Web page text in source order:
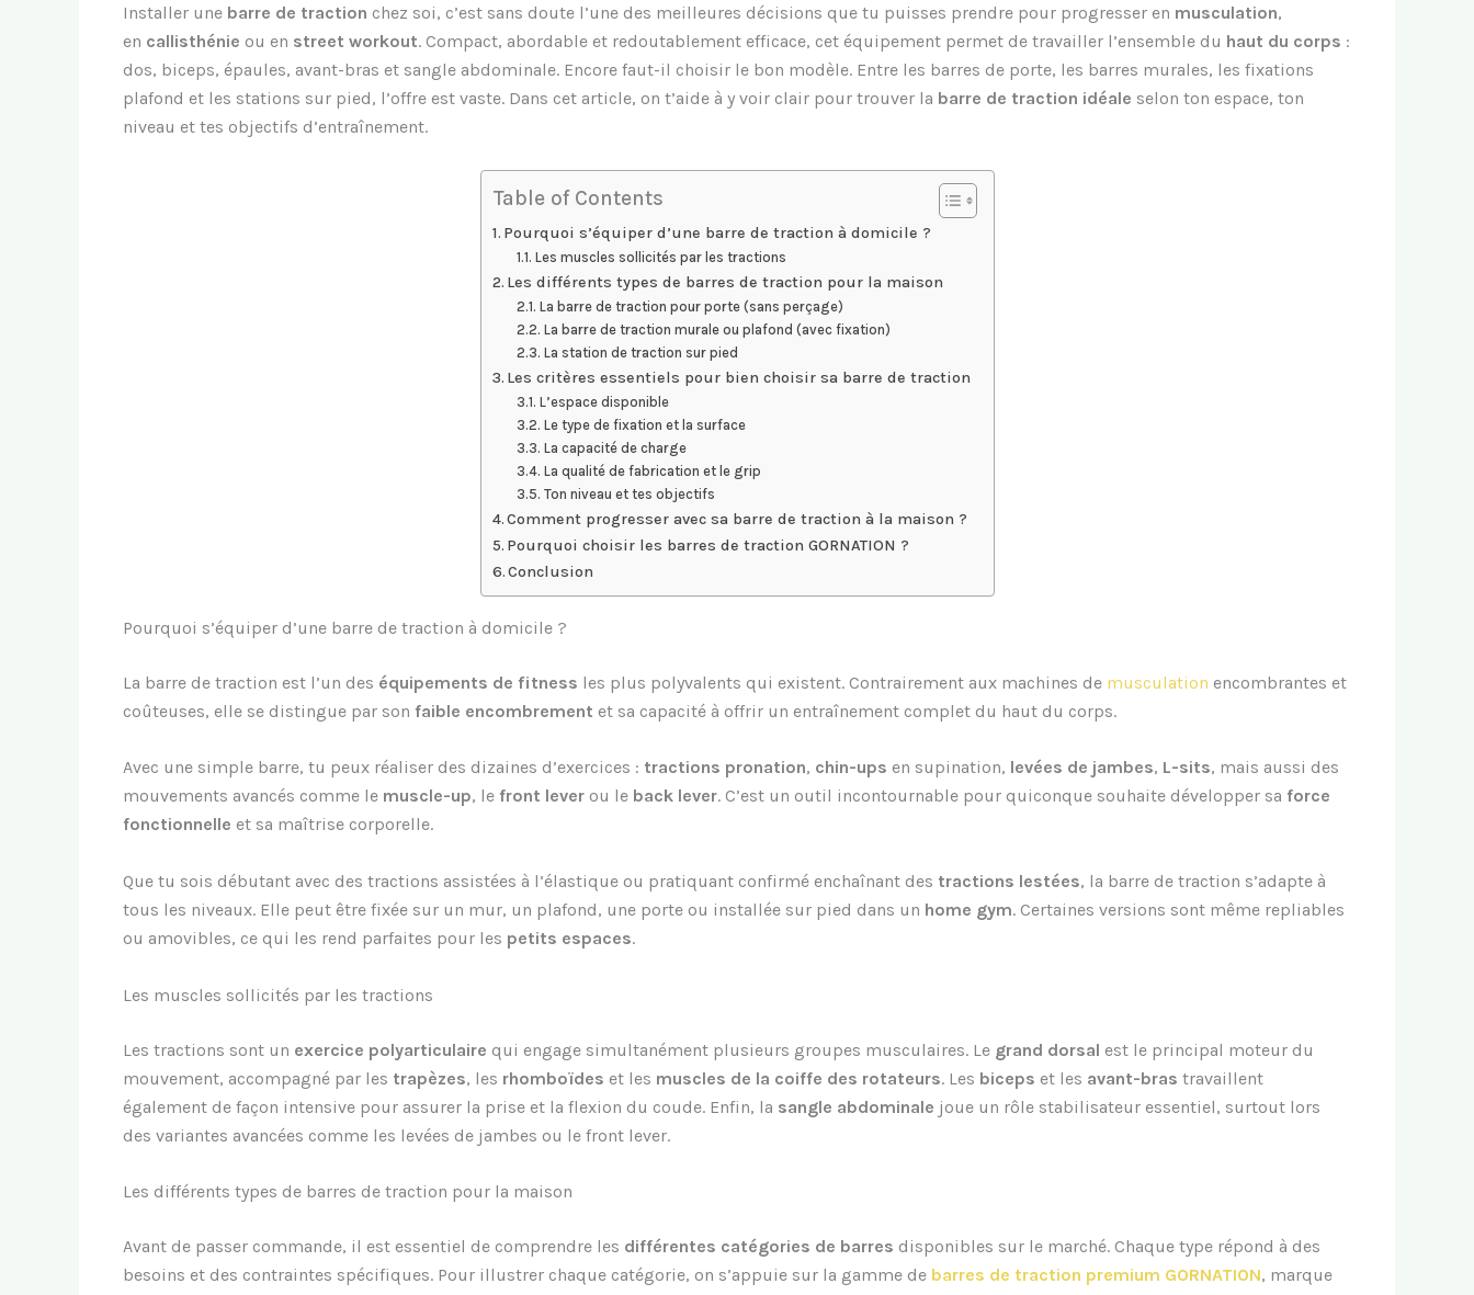
Installer une barre de traction chez soi, c’est sans doute l’une des meilleures décisions que tu puisses prendre pour progresser en musculation,
en callisthénie ou en street workout. Compact, abordable et redoutablement efficace, cet équipement permet de travailler l’ensemble du haut du corps :
dos, biceps, épaules, avant-bras et sangle abdominale. Encore faut-il choisir le bon modèle. Entre les barres de porte, les barres murales, les fixations
plafond et les stations sur pied, l’offre est vaste. Dans cet article, on t’aide à y voir clair pour trouver la barre de traction idéale selon ton espace, ton
niveau et tes objectifs d’entraînement.
Table of Contents
Pourquoi s’équiper d’une barre de traction à domicile ?
Les muscles sollicités par les tractions
Les différents types de barres de traction pour la maison
La barre de traction pour porte (sans perçage)
La barre de traction murale ou plafond (avec fixation)
La station de traction sur pied
Les critères essentiels pour bien choisir sa barre de traction
L’espace disponible
Le type de fixation et la surface
La capacité de charge
La qualité de fabrication et le grip
Ton niveau et tes objectifs
Comment progresser avec sa barre de traction à la maison ?
Pourquoi choisir les barres de traction GORNATION ?
Conclusion
Pourquoi s’équiper d’une barre de traction à domicile ?
La barre de traction est l’un des équipements de fitness les plus polyvalents qui existent. Contrairement aux machines de musculation encombrantes et
coûteuses, elle se distingue par son faible encombrement et sa capacité à offrir un entraînement complet du haut du corps.
Avec une simple barre, tu peux réaliser des dizaines d’exercices : tractions pronation, chin-ups en supination, levées de jambes, L-sits, mais aussi des
mouvements avancés comme le muscle-up, le front lever ou le back lever. C’est un outil incontournable pour quiconque souhaite développer sa force
fonctionnelle et sa maîtrise corporelle.
Que tu sois débutant avec des tractions assistées à l’élastique ou pratiquant confirmé enchaînant des tractions lestées, la barre de traction s’adapte à
tous les niveaux. Elle peut être fixée sur un mur, un plafond, une porte ou installée sur pied dans un home gym. Certaines versions sont même repliables
ou amovibles, ce qui les rend parfaites pour les petits espaces.
Les muscles sollicités par les tractions
Les tractions sont un exercice polyarticulaire qui engage simultanément plusieurs groupes musculaires. Le grand dorsal est le principal moteur du
mouvement, accompagné par les trapèzes, les rhomboïdes et les muscles de la coiffe des rotateurs. Les biceps et les avant-bras travaillent
également de façon intensive pour assurer la prise et la flexion du coude. Enfin, la sangle abdominale joue un rôle stabilisateur essentiel, surtout lors
des variantes avancées comme les levées de jambes ou le front lever.
Les différents types de barres de traction pour la maison
Avant de passer commande, il est essentiel de comprendre les différentes catégories de barres disponibles sur le marché. Chaque type répond à des
besoins et des contraintes spécifiques. Pour illustrer chaque catégorie, on s’appuie sur la gamme de barres de traction premium GORNATION, marque